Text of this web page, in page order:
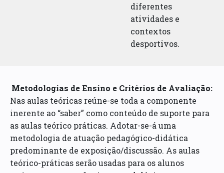
diferentes
atividades e
contextos
desportivos.
Metodologias de Ensino e Critérios de Avaliação:
Nas aulas teóricas reúne-se toda a componente
inerente ao “saber” como conteúdo de suporte para
as aulas teórico práticas. Adotar-se-á uma
metodologia de atuação pedagógico-didática
predominante de exposição/discussão. As aulas
teórico-práticas serão usadas para os alunos